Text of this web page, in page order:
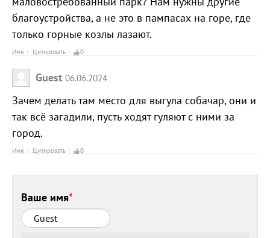
благоустройства, а не это в пампасах на горе, где
только горные козлы лазают.
Имя Цитировать 0
Guest 06.06.2024
Зачем делать там место для выгула собачар, они и
так всё загадили, пусть ходят гуляют с ними за
город.
Имя Цитировать 0
Ваше имя*